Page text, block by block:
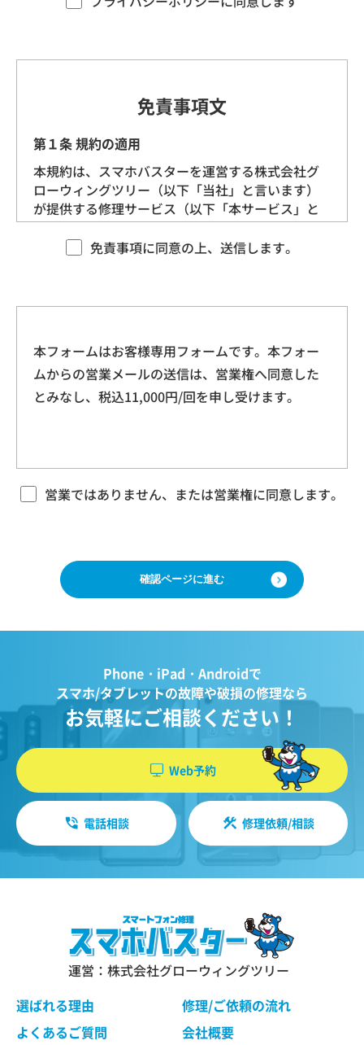
す。）を定めます。
第1条（プライバシー情報）
人情報保護法にいう「個人情報」を指すものと
し、生存する個人に関する情報であって、当該
号、連絡先その他の記述等により特定の個人を
識別できる情報を指します。
プライバシー情報のうち「履歴情報および特性
情報」とは、上記に定める「個人情報」以外の
ド、ご利用日時、ご利用の方法、ご利用環境、
郵便番号や性別、職業、年齢、ユーザーのIPア
ドレス、クッキー情報、位置情報、端末の個体
識別情報などを指します。
当社は、ユーザーが利用する際に氏名、生年月
号などの個人情報をお尋ねすることがありま
す。また、ユーザーと提携先などとの間でなさ
済に関する情報を当社の提携先（情報提供元、
携先｣といいます。）などから収集することがあ
ります。
当社は、ユーザーについて、利用したサービス
やソフトウエア、購入した商品、閲覧したペー
ジや広告の履歴、検索した検索キーワード、利
用日時、利用方法、利用環境（携帯端末を通じ
てご利用の場合の当該端末の通信状態、利用に
際しての各種設定情報なども含みます）、IPア
ドレス、クッキー情報、位置情報、端末の個体
識別情報などの履歴情報および特性情報を、ユ
はページを閲覧する際に収集します。
第３条（個人情報を収集・利用する目的）
当社が個人情報を収集・利用する目的は、以下の
とおりです。
免責事項文
第１条 規約の適用
本規約は、スマホバスターを運営する株式会社グ
ローウィングツリー（以下「当社」と言います）
が提供する修理サービス（以下「本サービス」と
言います）に適用される基本的な条件を定めるも
のです。 当社は、本規約に沿ってお客様に本サー
ご利用くださいますようお願いいたします。
第２条 契約の成立
本規約に基づく本サービスに関する契約は、お客
様が修理をご希望になる携帯電話（以下「修理依
て必要事項および本サービス提供の可否等を確認
の後、当社がお客様のご依頼を承諾することをも
サービスを提供できない場合があり、当社の任意
の判断でご依頼をお断りする場合がございますの
当社は、お客様の携帯電話が故障した場合、その
機能・性能を修復・維持することを目的として、
本サービスを提供致します。お客様の利用目的や
機能・性能に関する特別のご要望等に合致する状
態にすることをお約束するものではありません。
修理依頼品の点検作業の結果、その状態・状況に
よっては修理等の処理ができない場合があります
ので、ご了承ください。 当社は、お客様の修理依
頼品の状態、故障部分あるいは当社の事情によ
り、修理による対応が不可能、困難または合理的
の製品・異機種を含みます）（以下「交換品」と
言います）と修理依頼品との交換をもって、本サ
ービスの提供とさせていただく場合がございま
す。交換品との交換にご同意いただけない場合
として取り扱わせていただきます。
免責事項に同意の上、送信します。
本フォームはお客様専用フォームです。本フォー
ムからの営業メールの送信は、営業権へ同意した
とみなし、税込11,000円/回を申し受けます。
営業ではありません、または営業権に同意します。
Phone・iPad・Androidで
スマホ/タブレットの故障や破損の修理なら
お気軽にご相談ください！
Web予約
電話相談 修理依頼/相談
運営：株式会社グローウィングツリー
選ばれる理由
修理/ご依頼の流れ
よくあるご質問
会社概要